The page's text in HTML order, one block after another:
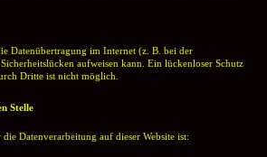
Datenübertragung im Internet (z. B. bei der
aufweisen kann. Ein lückenloser Schutz
Dritte ist nicht möglich.
Stelle
Datenverarbeitung auf dieser Website ist: